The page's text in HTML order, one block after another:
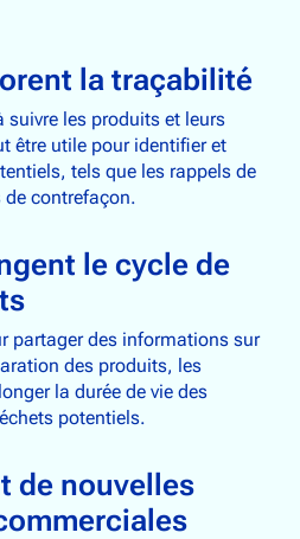
la traçabilité
suivre les produits et leurs
être utile pour identifier et
tels que les rappels de
contrefaçon.
le cycle de
partager des informations sur
des produits, les
la durée de vie des
potentiels.
de nouvelles